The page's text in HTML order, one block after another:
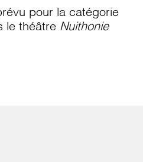
pour la catégorie
le théâtre Nuithonie